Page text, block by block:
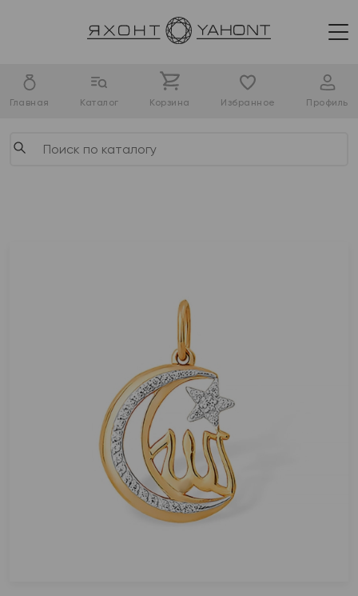
Главная Каталог Корзина Избранное Профиль